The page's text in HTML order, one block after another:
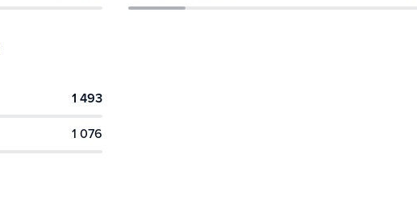
1 493
1 076